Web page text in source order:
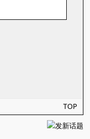
TOP